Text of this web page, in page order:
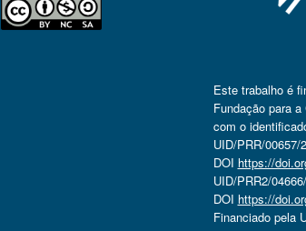
Este trabalho é
Fundação para
com o
UID/PRR/
DOI https://
UID/PRR2/
DOI https://
Financiado pela